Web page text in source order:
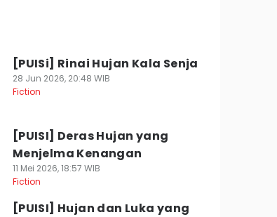
[PUISi] Rinai Hujan Kala Senja
28 Jun 2026, 20:48 WIB
Fiction
[PUISI] Deras Hujan yang
Menjelma Kenangan
11 Mei 2026, 18:57 WIB
Fiction
[PUISI] Hujan dan Luka yang